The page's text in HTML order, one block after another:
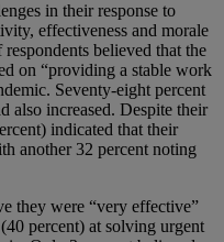
in their response to
effectiveness and morale
believed that the
on “providing a stable work
Seventy-eight percent
also increased. Despite their
indicated that their
another 32 percent noting
they were “very effective”
percent) at solving urgent